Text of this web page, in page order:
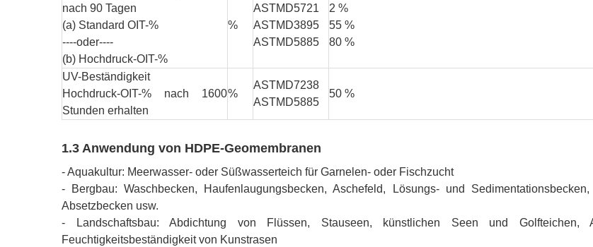
nach 90 Tagen
(a) Standard OIT-%
----oder----
(b) Hochdruck-OIT-%
%
ASTMD5721
ASTMD3895
ASTMD5885
2 %
55 %
80 %
UV-Beständigkeit
Hochdruck-OIT-% nach 1600
Stunden erhalten
%
ASTMD7238
ASTMD5885
50 %
1.3 Anwendung von HDPE-Geomembranen
- Aquakultur: Meerwasser- oder Süßwasserteich für Garnelen- oder Fischzucht
- Bergbau: Waschbecken, Haufenlaugungsbecken, Aschefeld, Lösungs- und
Absetzbecken usw.
- Landschaftsbau: Abdichtung von Flüssen, Stauseen, künstlichen Seen und Golfteichen,
Feuchtigkeitsbeständigkeit von Kunstrasen